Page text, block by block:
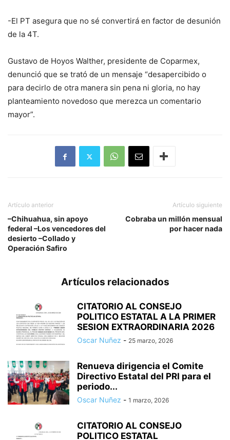
-El PT asegura que no sé convertirá en factor de desunión
de la 4T.
Gustavo de Hoyos Walther, presidente de Coparmex,
denunció que se trató de un mensaje “desapercibido o
para decirlo de otra manera sin pena ni gloria, no hay
planteamiento novedoso que merezca un comentario
mayor”.
Artículo anterior
–Chihuahua, sin apoyo
federal –Los vencedores del
desierto –Collado y
Operación Safiro
Artículo siguiente
Cobraba un millón mensual
por hacer nada
Artículos relacionados
CITATORIO AL CONSEJO
POLITICO ESTATAL A LA PRIMER
SESION EXTRAORDINARIA 2026
Oscar Nuñez - 25 marzo, 2026
Renueva dirigencia el Comite
Directivo Estatal del PRI para el
periodo...
Oscar Nuñez - 1 marzo, 2026
CITATORIO AL CONSEJO
POLITICO ESTATAL